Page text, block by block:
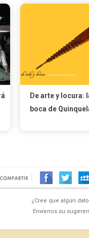
De arte y locura:
boca de
¿Cree que algún
Envíenos su